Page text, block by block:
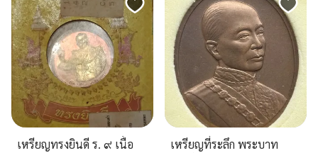
เหรียญทรงยินดี ร. ๙ เนื้อ
เหรียญที่ระลึก พระบาท